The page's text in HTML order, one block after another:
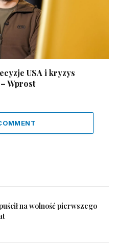
USA i kryzys
Wprost
na wolność pierwszego